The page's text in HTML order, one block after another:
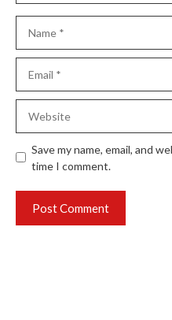
Save my name, email, and
time I comment.